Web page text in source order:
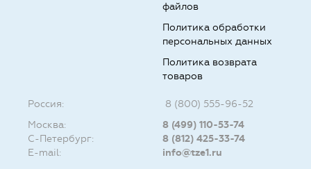
файлов
Политика обработки
персональных данных
Политика возврата
товаров
Россия:
8 (800) 555-96-52
Москва:
8 (499) 110-53-74
С-Петербург:
8 (812) 425-33-74
E-mail:
info@tze1.ru